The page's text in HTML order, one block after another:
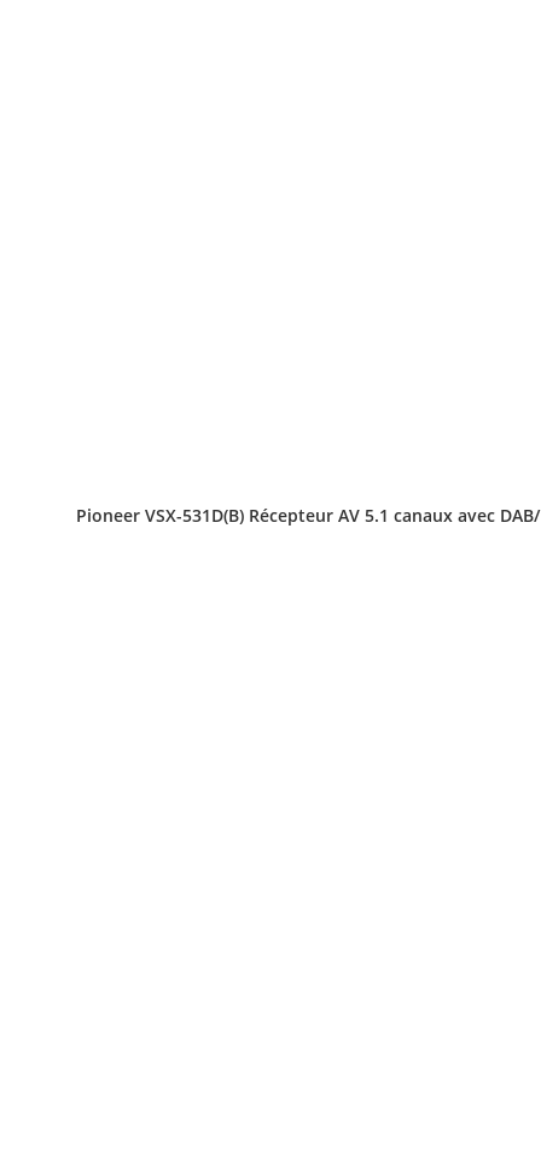
Pioneer VSX-531D(B) Récepteur AV 5.1 canaux avec